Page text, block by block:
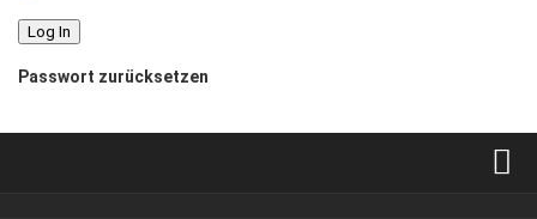
Passwort zurücksetzen